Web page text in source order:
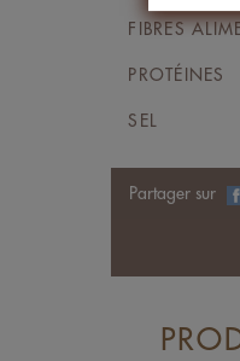
FIBRES
PROTÉINES
SEL
Partager sur